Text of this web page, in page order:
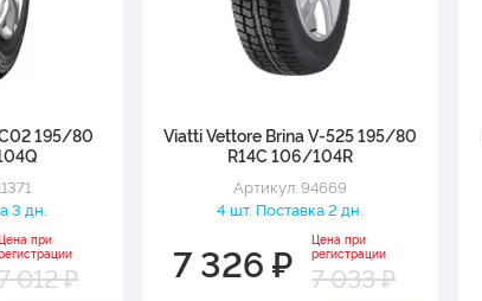
C02 195/80
3 дн.
при
012 ₽
Viatti Vettore Brina V-525 195/80
R14C 106/104R
Артикул: 94669
4 шт. Поставка 2 дн.
7 326 ₽
Цена при
регистрации
7 033 ₽